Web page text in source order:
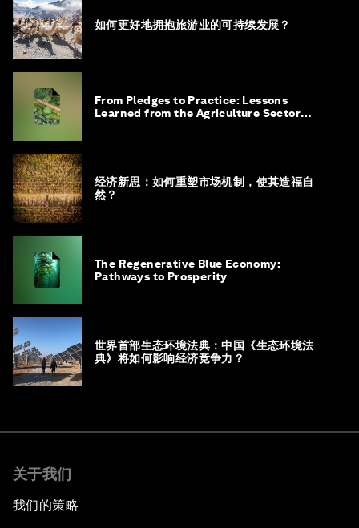
如何更好地拥抱旅游业的可持续发展？
From Pledges to Practice: Lessons
Learned from the Agriculture Sector
经济新思：如何重塑市场机制，使其造福自
然？
The Regenerative Blue Economy:
Pathways to Prosperity
世界首部生态环境法典：中国《生态环境法
典》将如何影响经济竞争力？
关于我们
我们的策略